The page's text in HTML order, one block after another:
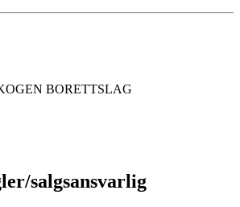
BORETTSLAG
salgsansvarlig